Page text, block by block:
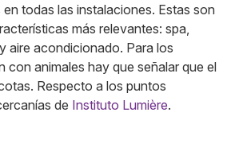
todas las instalaciones. Estas son
más relevantes: spa,
aire acondicionado. Para los
con animales hay que señalar que el
Respecto a los puntos
de Instituto Lumière.